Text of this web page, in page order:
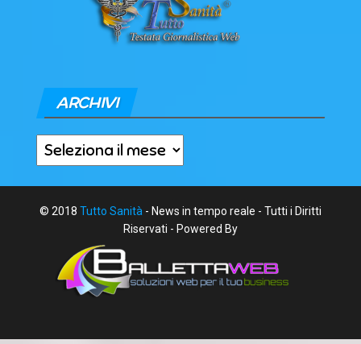
ARCHIVI
Archivi
© 2018 Tutto Sanità - News in tempo reale - Tutti i Diritti
Riservati - Powered By